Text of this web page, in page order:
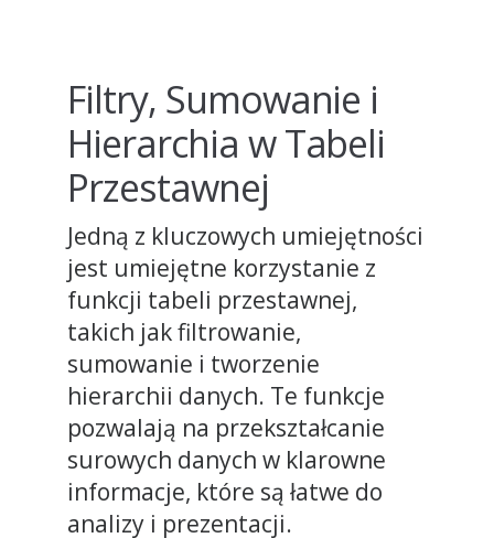
Filtry, Sumowanie i
Hierarchia w Tabeli
Przestawnej
Jedną z kluczowych umiejętności
jest umiejętne korzystanie z
funkcji tabeli przestawnej,
takich jak filtrowanie,
sumowanie i tworzenie
hierarchii danych. Te funkcje
pozwalają na przekształcanie
surowych danych w klarowne
informacje, które są łatwe do
analizy i prezentacji.